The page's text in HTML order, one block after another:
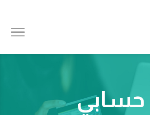
حسابي